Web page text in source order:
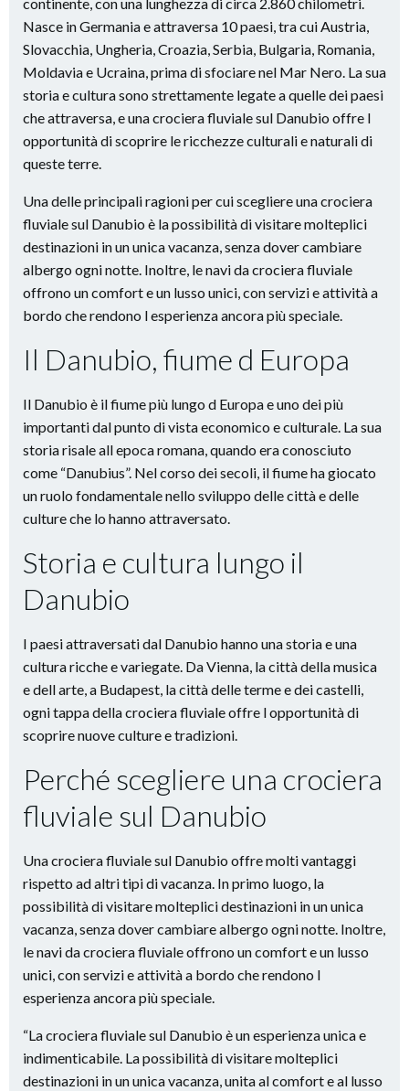
Nasce in Germania e attraversa 10 paesi, tra cui Austria,
Slovacchia, Ungheria, Croazia, Serbia, Bulgaria, Romania,
Moldavia e Ucraina, prima di sfociare nel Mar Nero. La sua
storia e cultura sono strettamente legate a quelle dei paesi
che attraversa, e una crociera fluviale sul Danubio offre l
opportunità di scoprire le ricchezze culturali e naturali di
queste terre.
Una delle principali ragioni per cui scegliere una crociera
fluviale sul Danubio è la possibilità di visitare molteplici
destinazioni in un unica vacanza, senza dover cambiare
albergo ogni notte. Inoltre, le navi da crociera fluviale
offrono un comfort e un lusso unici, con servizi e attività a
bordo che rendono l esperienza ancora più speciale.
Il Danubio, fiume d Europa
Il Danubio è il fiume più lungo d Europa e uno dei più
importanti dal punto di vista economico e culturale. La sua
storia risale all epoca romana, quando era conosciuto
come “Danubius”. Nel corso dei secoli, il fiume ha giocato
un ruolo fondamentale nello sviluppo delle città e delle
culture che lo hanno attraversato.
Storia e cultura lungo il
Danubio
I paesi attraversati dal Danubio hanno una storia e una
cultura ricche e variegate. Da Vienna, la città della musica
e dell arte, a Budapest, la città delle terme e dei castelli,
ogni tappa della crociera fluviale offre l opportunità di
scoprire nuove culture e tradizioni.
Perché scegliere una crociera
fluviale sul Danubio
Una crociera fluviale sul Danubio offre molti vantaggi
rispetto ad altri tipi di vacanza. In primo luogo, la
possibilità di visitare molteplici destinazioni in un unica
vacanza, senza dover cambiare albergo ogni notte. Inoltre,
le navi da crociera fluviale offrono un comfort e un lusso
unici, con servizi e attività a bordo che rendono l
esperienza ancora più speciale.
“La crociera fluviale sul Danubio è un esperienza unica e
indimenticabile. La possibilità di visitare molteplici
destinazioni in un unica vacanza, unita al comfort e al lusso